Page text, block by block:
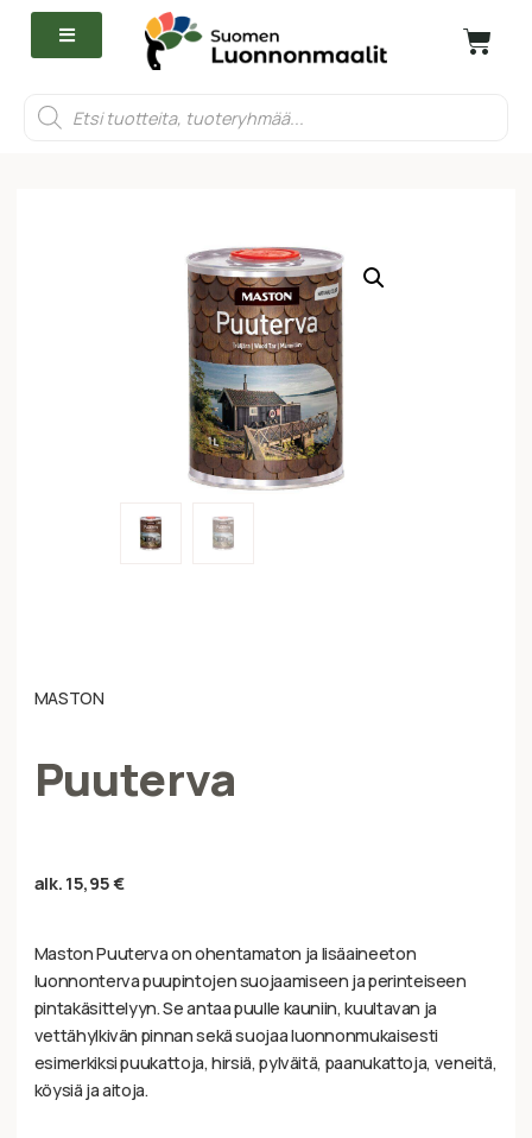
MASTON
Puuterva
alk. 15,95€
Maston Puuterva on ohentamaton ja lisäaineeton
luonnonterva puupintojen suojaamiseen ja perinteiseen
pintakäsittelyyn. Se antaa puulle kauniin, kuultavan ja
vettähylkivän pinnan sekä suojaa luonnonmukaisesti
esimerkiksi puukattoja, hirsiä, pylväitä, paanukattoja, veneitä,
köysiä ja aitoja.